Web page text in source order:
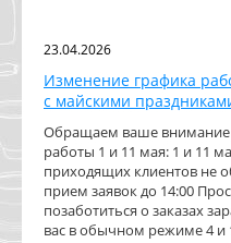
23.04.2026
Изменение графика
с майскими
Обращаем ваше
работы 1 и 11 мая: 1 и 11
приходящих клиентов не
прием заявок до 14:00
позаботиться о заказах
вас в обычном режиме 4 и